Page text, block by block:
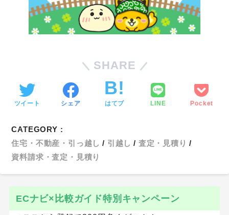
SHARE
ツイート シェア はてブ LINE Pocket
CATEGORY :
住宅・不動産・引っ越し
引越し
査定・見積り
資料請求・査定・見積り
ECナビ×比較ガイド特別キャンペーン